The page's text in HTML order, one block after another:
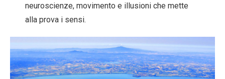
neuroscienze, movimento e illusioni che mette
alla prova i sensi.